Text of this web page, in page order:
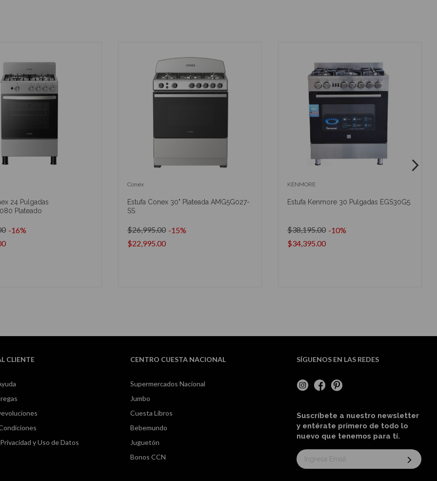
24 Pulgadas
Plateado
-16%
Conex
Estufa Conex 30" Plateada AMG5G027-
SS
$22,995.00
$26,995.00 -15%
KENMORE
Estufa Kenmore 30 Pulgadas EGS30G5
$34,395.00
$38,195.00 -10%
CLIENTE
y Uso de Datos
CENTRO CUESTA NACIONAL
Supermercados Nacional
Jumbo
Cuesta Libros
Bebemundo
Juguetón
Bonos CCN
SÍGUENOS EN LAS REDES
Suscríbete a nuestro newsletter
y entérate primero de todo lo
nuevo que tenemos para tí.
Suscríbase
al